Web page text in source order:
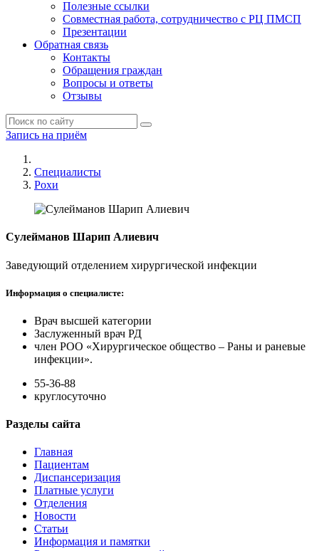
Полезные ссылки
Совместная работа, сотрудничество с РЦ ПМСП
Презентации
Обратная связь
Контакты
Обращения граждан
Вопросы и ответы
Отзывы
Запись на приём
Специалисты
Рохи
Сулейманов Шарип Алиевич
Заведующий отделением хирургической инфекции
Информация о специалисте:
Врач высшей категории
Заслуженный врач РД
член РОО «Хирургическое общество – Раны и раневые
инфекции».
55-36-88
круглосуточно
Разделы сайта
Главная
Пациентам
Диспансеризация
Платные услуги
Отделения
Новости
Статьи
Информация и памятки